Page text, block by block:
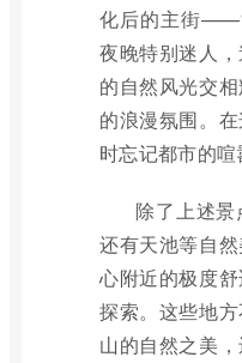
化后的主街
夜晚特别迷人
的自然风光交
的浪漫氛围。
时忘记都市的喧
除了上述
还有天池等自
心附近的极度
探索。这些地
山的自然之美